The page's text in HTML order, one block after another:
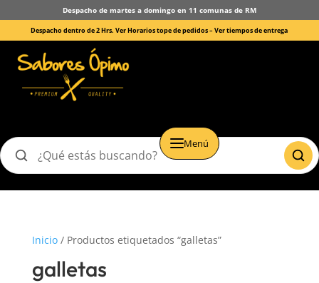
Despacho de martes a domingo en 11 comunas de RM
Despacho dentro de 2 Hrs. Ver Horarios tope de pedidos –Ver tiempos de entrega
Menú
Buscar
Inicio/ Productos etiquetados “galletas”
galletas